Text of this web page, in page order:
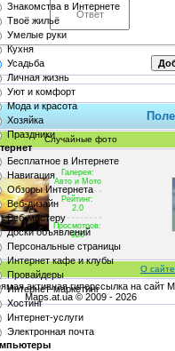
Знакомства в Интернете
Твоё жильё
Умелые руки
Кухня
Усадьба
Личная жизнь
Уют и комфорт
Мода и красота
Хозяйка
Праздники
Бесплатное в Интернете
Навигация
Обзоры Интернета
Веб-дизайн
Веб-мастеру
Доски объявлений
Персональные страницы
Интернет кафе и клубы
Провайдеры
Интернет-маркетинг
Хостинг
Интернет-услуги
Электронная почта
Случайные фото
Галерея:
Авто и Мото
Рейтинг:
2.0
Просмотров:
920
О
активная гиперссылка на сайт
Maps.at.ua © 2009 - 2026